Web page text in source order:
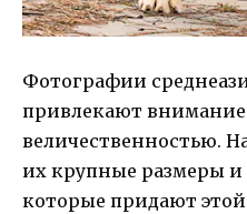
Фотографии
привлекают
величественностью.
их крупные размеры
которые придают